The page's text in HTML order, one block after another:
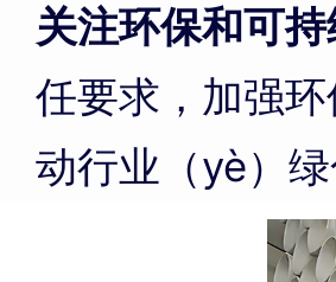
关注环保和可
任要求，加强
动行业（yè）绿